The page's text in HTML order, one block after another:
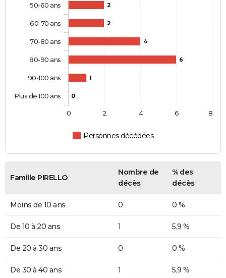
2
2
4
6
1
0
Personnes décédées
50-60 ans
60-70 ans
70-80 ans
80-90 ans
90-100 ans
Plus de 100 ans
0 2 4 6 8
Famille PIRELLO
Nombre de
décès
% des
décès
Moins de 10 ans 0 0 %
De 10 à 20 ans 1 5,9 %
De 20 à 30 ans 0 0 %
De 30 à 40 ans 1 5,9 %